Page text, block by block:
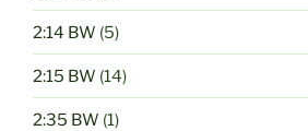
2:14 BW (5)
2:15 BW (14)
2:35 BW (1)